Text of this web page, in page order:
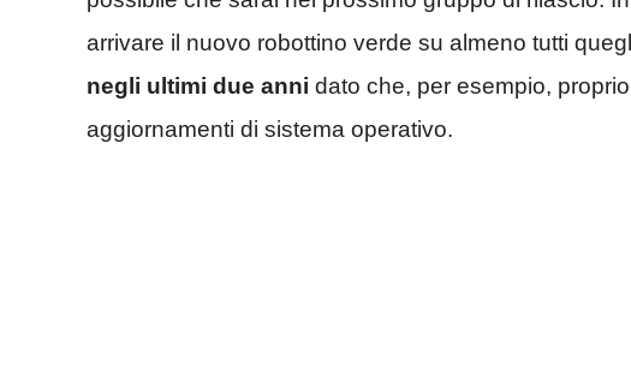
arrivare il nuovo robottino verde su almeno tutti
negli ultimi due anni dato che, per esempio,
aggiornamenti di sistema operativo.